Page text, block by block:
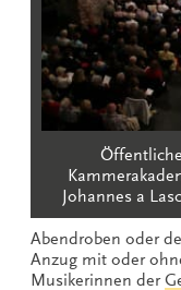
Johannes a
Abendroben oder
Anzug mit oder
Musikerinnen der